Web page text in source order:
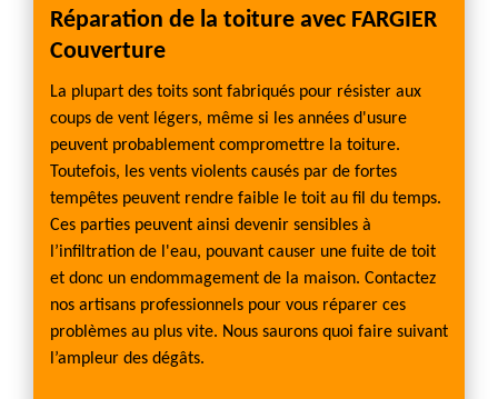
Réparation de la toiture avec FARGIER
Couverture
La plupart des toits sont fabriqués pour résister aux
coups de vent légers, même si les années d'usure
peuvent probablement compromettre la toiture.
Toutefois, les vents violents causés par de fortes
tempêtes peuvent rendre faible le toit au fil du temps.
Ces parties peuvent ainsi devenir sensibles à
l’infiltration de l'eau, pouvant causer une fuite de toit
et donc un endommagement de la maison. Contactez
nos artisans professionnels pour vous réparer ces
problèmes au plus vite. Nous saurons quoi faire suivant
l’ampleur des dégâts.